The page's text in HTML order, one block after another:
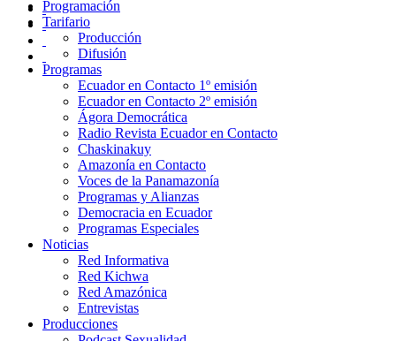
Programación
Tarifario
Producción
Difusión
Programas
Ecuador en Contacto 1º emisión
Ecuador en Contacto 2º emisión
Ágora Democrática
Radio Revista Ecuador en Contacto
Chaskinakuy
Amazonía en Contacto
Voces de la Panamazonía
Programas y Alianzas
Democracia en Ecuador
Programas Especiales
Noticias
Red Informativa
Red Kichwa
Red Amazónica
Entrevistas
Producciones